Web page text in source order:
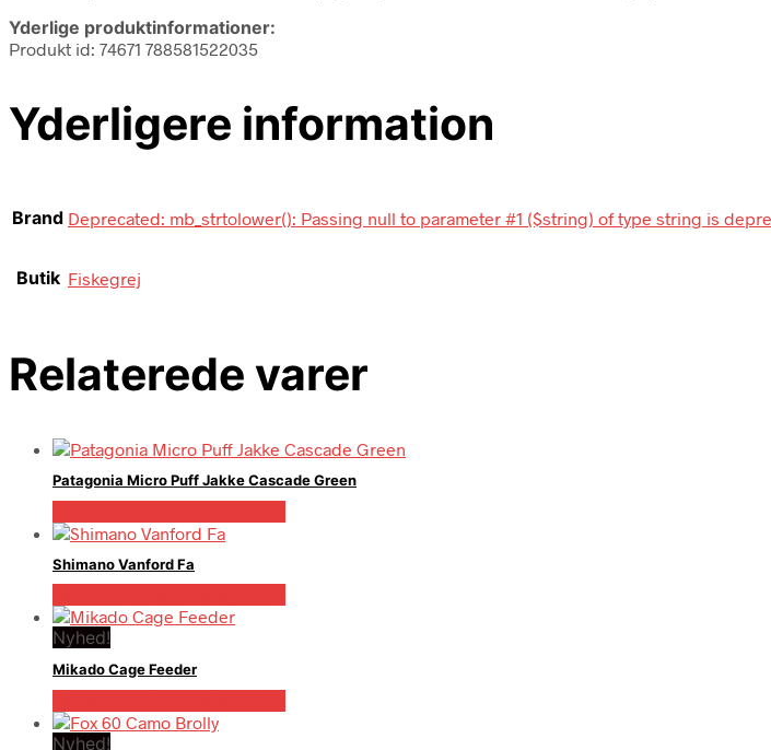
Yderlige produktinformationer:
Produkt id: 74671 788581522035
Yderligere information
Brand Deprecated: mb_strtolower(): Passing null to parameter #1 ($string) of type string is
Butik Fiskegrej
Relaterede varer
Patagonia Micro Puff Jakke Cascade Green
Shimano Vanford Fa
Nyhed!
Mikado Cage Feeder
Nyhed!